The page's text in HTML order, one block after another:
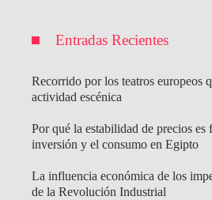
Entradas Recientes
Recorrido por los teatros europeos
actividad escénica
Por qué la estabilidad de precios es
inversión y el consumo en Egipto
La influencia económica de los
de la Revolución Industrial